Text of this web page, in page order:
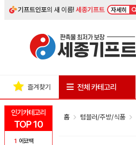
기프트인포의 새 이름!세종기프트 자세히
인기카테고리
TOP 10
1 에코백
즐겨찾기 전체 카테고리
홈 텀블러/주방/식품